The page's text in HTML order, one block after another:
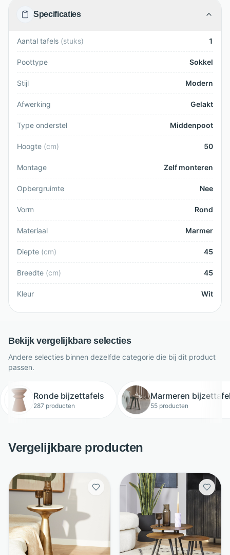
Specificaties
Aantal tafels (stuks) 1
Poottype Sokkel
Stijl Modern
Afwerking Gelakt
Type onderstel Middenpoot
Hoogte (cm) 50
Montage Zelf monteren
Opbergruimte Nee
Vorm Rond
Materiaal Marmer
Diepte (cm) 45
Breedte (cm) 45
Kleur Wit
Bekijk vergelijkbare selecties
Andere selecties binnen dezelfde categorie die bij dit product
passen.
Ronde bijzettafels
287 producten
Marmeren
55 producten
Vergelijkbare producten